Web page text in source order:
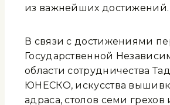
из важнейших достижений.
В связи с достижениями
Государственной
области сотрудничества
ЮНЕСКО, искусства
адраса, столов семи грехов